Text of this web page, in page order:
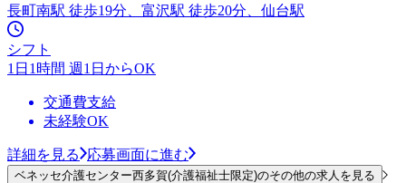
長町南駅 徒歩19分、富沢駅 徒歩20分、仙台駅
シフト
1日1時間 週1日からOK
交通費支給
未経験OK
詳細を見る 応募画面に進む
ベネッセ介護センター西多賀(介護福祉士限定)のその他の求人を見る